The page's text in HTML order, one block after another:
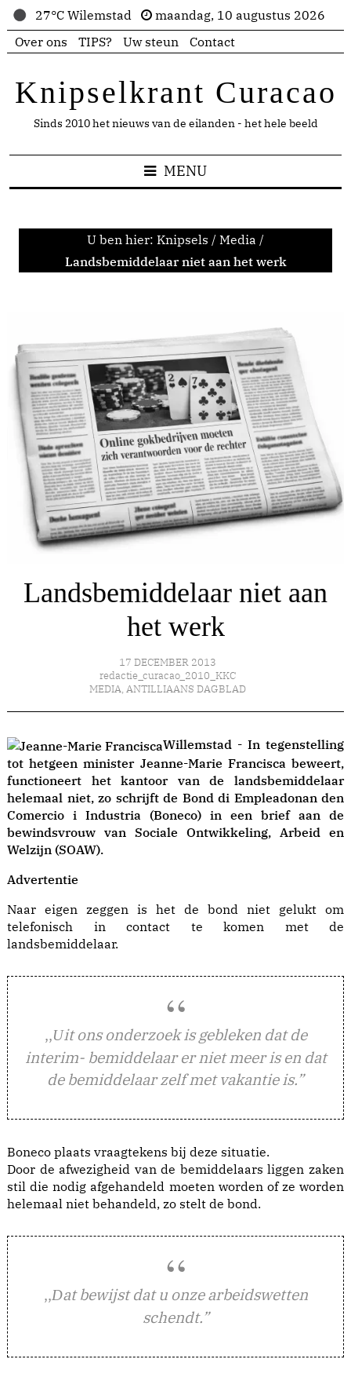
27°C Wilemstad
maandag, 10 augustus 2026
Over ons
TIPS? Uw steun Contact
Knipselkrant Curacao
Sinds 2010 het nieuws van de eilanden - het hele beeld
MENU
U ben hier: Knipsels / Media /
Landsbemiddelaar niet aan het werk
Landsbemiddelaar niet aan
het werk
17 DECEMBER 2013
redactie_curacao_2010_KKC
MEDIA, ANTILLIAANS DAGBLAD
Willemstad - In tegenstelling
tot hetgeen minister Jeanne-Marie Francisca beweert,
functioneert het kantoor van de landsbemiddelaar
helemaal niet, zo schrijft de Bond di Empleadonan den
Comercio i Industria (Boneco) in een brief aan de
bewindsvrouw van Sociale Ontwikkeling, Arbeid en
Welzijn (SOAW).
Advertentie
Naar eigen zeggen is het de bond niet gelukt om
telefonisch in contact te komen met de
landsbemiddelaar.
,,Uit ons onderzoek is gebleken dat de
interim- bemiddelaar er niet meer is en dat
de bemiddelaar zelf met vakantie is.”
Boneco plaats vraagtekens bij deze situatie.
Door de afwezigheid van de bemiddelaars liggen zaken
stil die nodig afgehandeld moeten worden of ze worden
helemaal niet behandeld, zo stelt de bond.
,,Dat bewijst dat u onze arbeidswetten
schendt.”